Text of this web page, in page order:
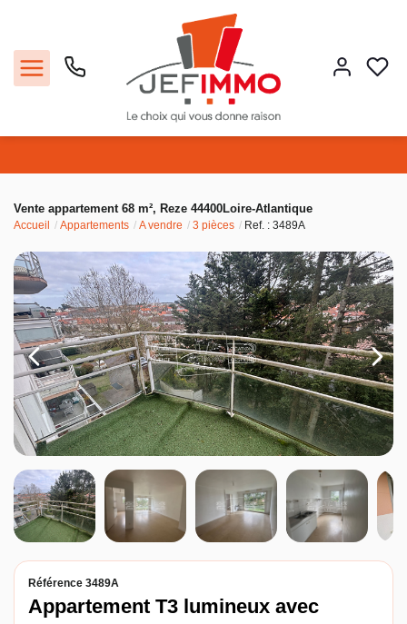
Louer
Vendre
Faire gérer
Estimer
Entreprise
Nos agences
Vente appartement 68 m², Reze 44400Loire-Atlantique
Accueil Appartements A vendre 3 pièces Ref. : 3489A
Référence 3489A
Appartement T3 lumineux avec